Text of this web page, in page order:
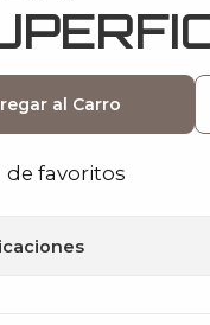
al Carro
de favoritos